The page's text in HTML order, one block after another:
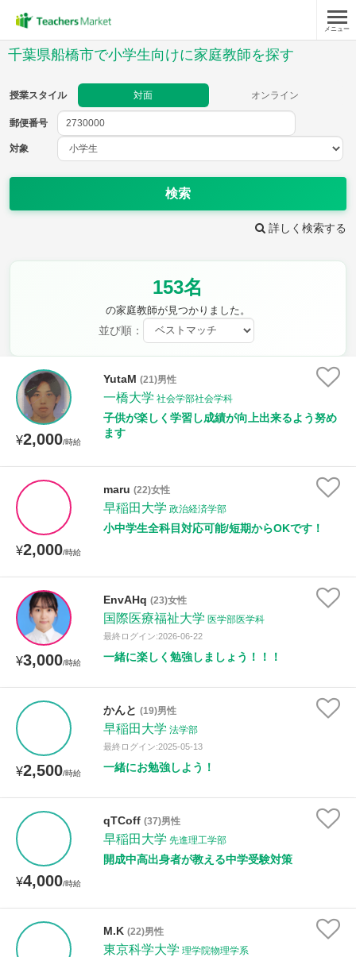
メニュー
千葉県船橋市で小学生向けに家庭教師を探す
授業スタイル 対面 オンライン
郵便番号
対象
検索
詳しく検索する
153名
の家庭教師が見つかりました。
並び順：
¥2,000/時給
YutaM (21)男性
一橋大学 社会学部社会学科
子供が楽しく学習し成績が向上出来るよう努め
ます
¥2,000/時給
maru (22)女性
早稲田大学 政治経済学部
小中学生全科目対応可能/短期からOKです！
¥3,000/時給
EnvAHq (23)女性
国際医療福祉大学 医学部医学科
最終ログイン:2026-06-22
一緒に楽しく勉強しましょう！！！
¥2,500/時給
かんと (19)男性
早稲田大学 法学部
最終ログイン:2025-05-13
一緒にお勉強しよう！
¥4,000/時給
qTCoff (37)男性
早稲田大学 先進理工学部
開成中高出身者が教える中学受験対策
M.K (22)男性
東京科学大学 理学院物理学系
郵便番号
教科
理科
保健・体育 図画工作 書写
時給：¥1,000 ～ ¥10,000
授業可能日
土曜日 日曜日
所属大学
距離：15km以内
年齢：18-101歳
性別